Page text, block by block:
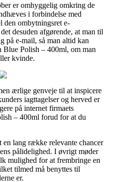
er omhyggelig omkring de
i forbindelse med
den ombytningsret e-
desuden afgørende, at man til
på e-mail, så man altid kan
Polish – 400ml, om man
kvinde.
ærlige genveje til at inspicere
iagttagelser og herved er
på internet firmaets
– 400ml forud for at du
lang række relevante chancer
pålidelighed. I øvrigt møder
mulighed for at frembringe en
tilmed må benyttes til
er.